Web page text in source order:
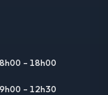
– 18h00
– 12h30